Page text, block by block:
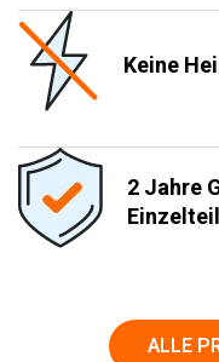
Keine
2 Jahre
ALLE